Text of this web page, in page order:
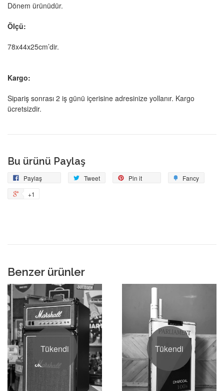
Dönem ürünüdür.
Ölçü:
78x44x25cm’dir.
Kargo:
Sipariş sonrası 2 iş günü içerisine adresinize yollanır. Kargo
ücretsizdir.
Bu ürünü Paylaş
Paylaş
Facebook'ta Tweet Tweetle Pin it Fancy
+1
Benzer ürünler
Tükendi Tükendi